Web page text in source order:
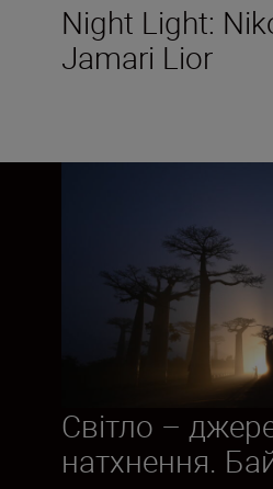
Night Light:
Jamari Lior
Світло –
натхнення.